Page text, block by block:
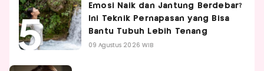
Emosi Naik dan Jantung Berdebar?
Ini Teknik Pernapasan yang Bisa
Bantu Tubuh Lebih Tenang
09 Agustus 2026 WIB